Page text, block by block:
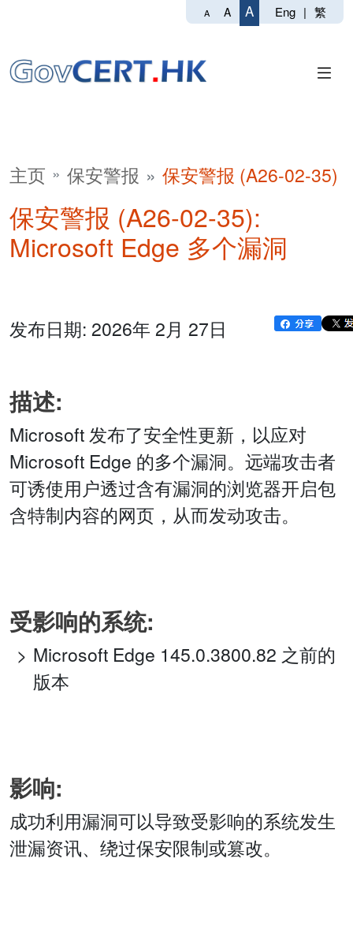
A A A Eng | 繁
主页 保安警报 保安警报 (A26-02-35)
保安警报 (A26-02-35):
Microsoft Edge 多个漏洞
发布日期: 2026年 2月 27日
描述:
Microsoft 发布了安全性更新，以应对
Microsoft Edge 的多个漏洞。远端攻击者
可诱使用户透过含有漏洞的浏览器开启包
含特制内容的网页，从而发动攻击。
受影响的系统:
Microsoft Edge 145.0.3800.82 之前的
版本
影响:
成功利用漏洞可以导致受影响的系统发生
泄漏资讯、绕过保安限制或篡改。